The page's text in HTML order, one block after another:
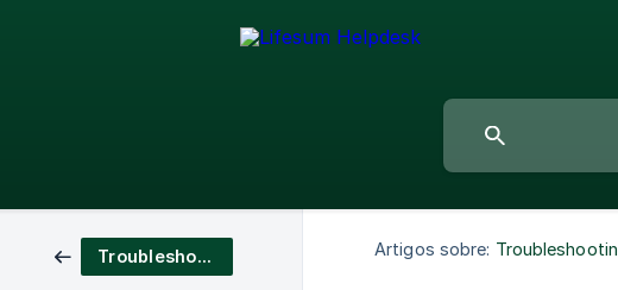
Troubleshooting Artigos sobre: